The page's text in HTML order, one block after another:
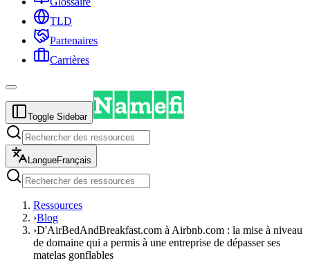
TLD
Partenaires
Carrières
Toggle Sidebar
LangueFrançais
Ressources
›Blog
›D'AirBedAndBreakfast.com à Airbnb.com : la mise à niveau
de domaine qui a permis à une entreprise de dépasser ses
matelas gonflables